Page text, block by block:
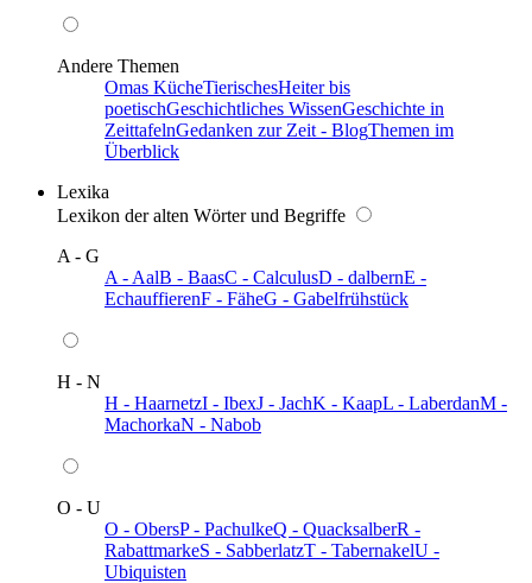
Andere Themen
Omas KücheTierischesHeiter bis
poetischGeschichtliches WissenGeschichte in
ZeittafelnGedanken zur Zeit - BlogThemen im
Überblick
Lexika
Lexikon der alten Wörter und Begriffe
A - G
A - AalB - BaasC - CalculusD - dalbernE -
EchauffierenF - FäheG - Gabelfrühstück
H - N
H - HaarnetzI - IbexJ - JachK - KaapL - LaberdanM -
MachorkaN - Nabob
O - U
O - ObersP - PachulkeQ - QuacksalberR -
RabattmarkeS - SabberlatzT - TabernakelU -
Ubiquisten